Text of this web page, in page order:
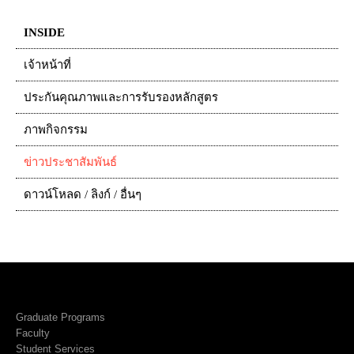
INSIDE
เจ้าหน้าที่
ประกันคุณภาพและการรับรองหลักสูตร
ภาพกิจกรรม
ข่าวประชาสัมพันธ์
ดาวน์โหลด / ลิงก์ / อื่นๆ
Graduate Programs
Faculty
Student Services